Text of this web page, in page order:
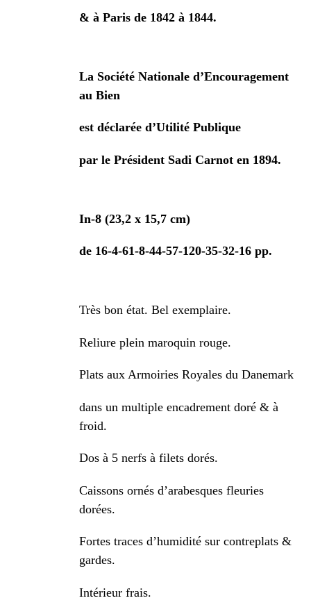
& à Paris de 1842 à 1844.
La Société Nationale d’Encouragement
au Bien
est déclarée d’Utilité Publique
par le Président Sadi Carnot en 1894.
In-8 (23,2 x 15,7 cm)
de 16-4-61-8-44-57-120-35-32-16 pp.
Très bon état. Bel exemplaire.
Reliure plein maroquin rouge.
Plats aux Armoiries Royales du Danemark
dans un multiple encadrement doré & à
froid.
Dos à 5 nerfs à filets dorés.
Caissons ornés d’arabesques fleuries
dorées.
Fortes traces d’humidité sur contreplats &
gardes.
Intérieur frais.